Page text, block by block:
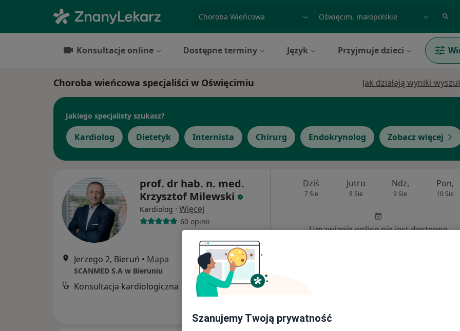
specjalizacja, badanie lub nazwiskomiasto lub dzielnica
Konsultacje online Dostępne terminy Język Przyjmuje dzieci
Choroba wieńcowa specjaliści w Oświęcimiu Jak działają wyniki
Jakiego specjalisty szukasz?
Kardiolog Dietetyk Internista Chirurg Endokrynolog Zobacz więcej
prof. dr hab. n. med.
Krzysztof Milewski
Kardiolog · Więcej
60 opinii
Jerzego 2, Bieruń • Mapa
SCANMED S.A w Bieruniu
Konsultacja kardiologiczna 500 zł
Dziś
7 Sie
Jutro
8 Sie
Ndz,
9 Sie
Pon,
10 Sie
Umawianie online nie jest dostępne
Szanujemy Twoją prywatność